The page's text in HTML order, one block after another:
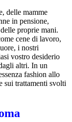
delle mamme
in pensione,
proprie mani.
cene di lavoro,
i nostri
vostro desiderio
altri. In un
fashion allo
sui trattamenti svolti